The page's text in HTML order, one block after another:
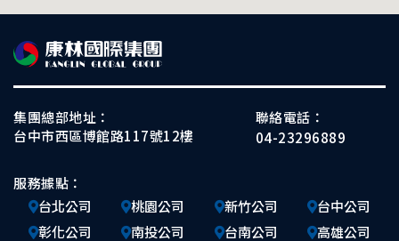
集團總部地址：
台中市西區博館路117號12樓
聯絡電話：
04-23296889
服務據點：
台北公司
桃園公司 新竹公司
台中公司
彰化公司
南投公司 台南公司 高雄公司